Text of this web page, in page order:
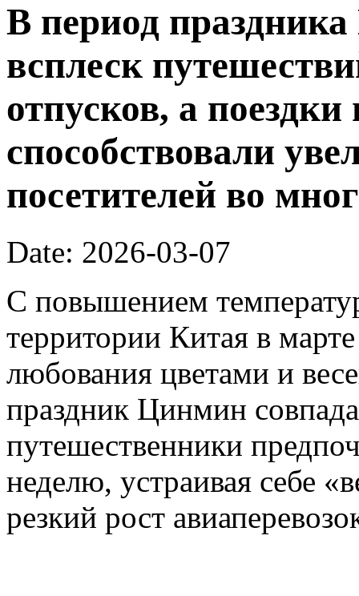
В период
всплеск
отпусков, а
способствовали
посетителей во
Date: 2026-03-07
С повышением
территории Китая в
любования цветами и
праздник Цинмин
путешественники
неделю, устраивая себе
резкий рост